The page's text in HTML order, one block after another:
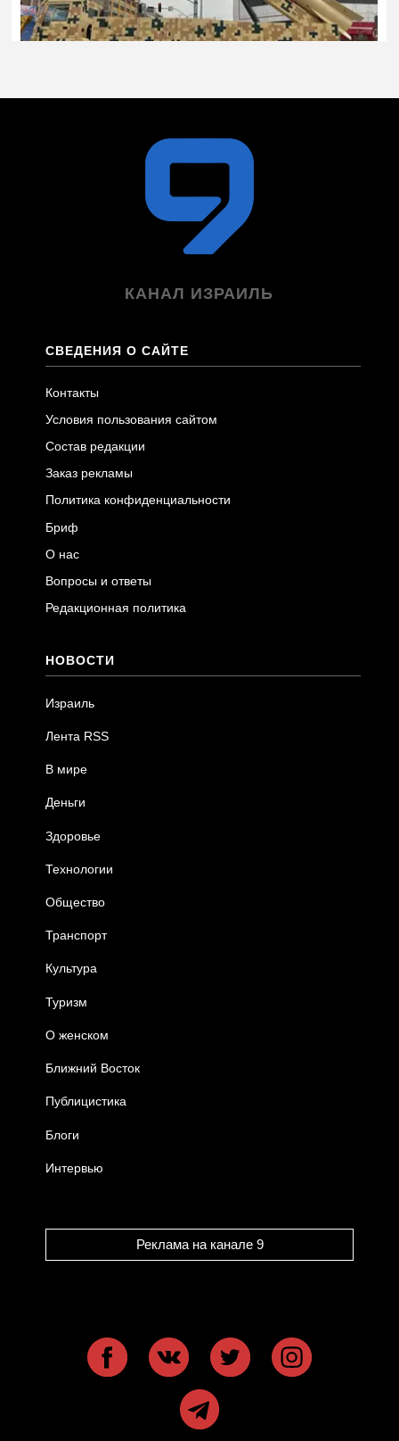
КАНАЛ ИЗРАИЛЬ
СВЕДЕНИЯ О САЙТЕ
Контакты
Условия пользования сайтом
Состав редакции
Заказ рекламы
Политика конфиденциальности
Бриф
О нас
Вопросы и ответы
Редакционная политика
НОВОСТИ
Израиль
Лента RSS
В мире
Деньги
Здоровье
Технологии
Общество
Транспорт
Культура
Туризм
О женском
Ближний Восток
Публицистика
Блоги
Интервью
Реклама на канале 9